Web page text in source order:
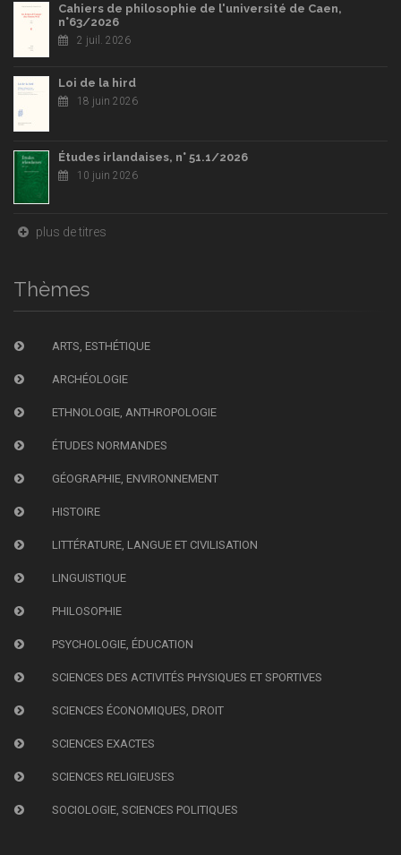
Cahiers de philosophie de l'université de Caen,
n°63/2026
2 juil. 2026
Loi de la hird
18 juin 2026
Études irlandaises, n° 51.1/2026
10 juin 2026
plus de titres
Thèmes
ARTS, ESTHÉTIQUE
ARCHÉOLOGIE
ETHNOLOGIE, ANTHROPOLOGIE
ÉTUDES NORMANDES
GÉOGRAPHIE, ENVIRONNEMENT
HISTOIRE
LITTÉRATURE, LANGUE ET CIVILISATION
LINGUISTIQUE
PHILOSOPHIE
PSYCHOLOGIE, ÉDUCATION
SCIENCES DES ACTIVITÉS PHYSIQUES ET SPORTIVES
SCIENCES ÉCONOMIQUES, DROIT
SCIENCES EXACTES
SCIENCES RELIGIEUSES
SOCIOLOGIE, SCIENCES POLITIQUES